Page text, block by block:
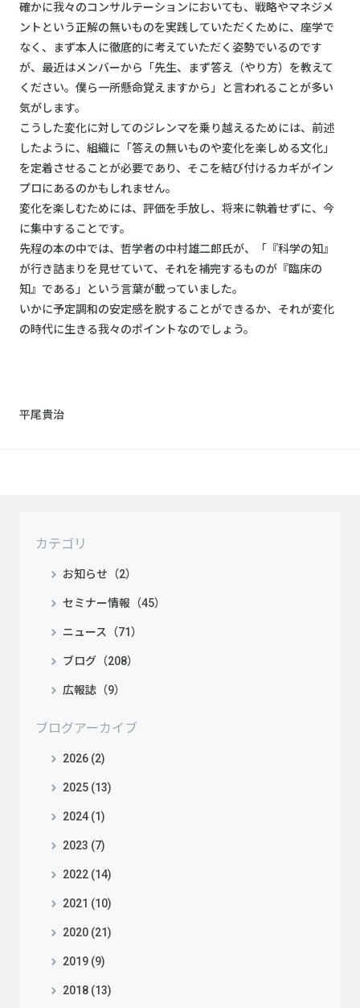
確かに我々のコンサルテーションにおいても、戦略やマネジメ
ントという正解の無いものを実践していただくために、座学で
なく、まず本人に徹底的に考えていただく姿勢でいるのです
が、最近はメンバーから「先生、まず答え（やり方）を教えて
ください。僕ら一所懸命覚えますから」と言われることが多い
気がします。
こうした変化に対してのジレンマを乗り越えるためには、前述
したように、組織に「答えの無いものや変化を楽しめる文化」
を定着させることが必要であり、そこを結び付けるカギがイン
プロにあるのかもしれません。
変化を楽しむためには、評価を手放し、将来に執着せずに、今
に集中することです。
先程の本の中では、哲学者の中村雄二郎氏が、「『科学の知』
が行き詰まりを見せていて、それを補完するものが『臨床の
知』である」という言葉が載っていました。
いかに予定調和の安定感を脱することができるか、それが変化
の時代に生きる我々のポイントなのでしょう。
平尾貴治
カテゴリ
お知らせ（2）
セミナー情報（45）
ニュース（71）
ブログ（208）
広報誌（9）
ブログアーカイブ
2026 (2)
2025 (13)
2024 (1)
2023 (7)
2022 (14)
2021 (10)
2020 (21)
2019 (9)
2018 (13)